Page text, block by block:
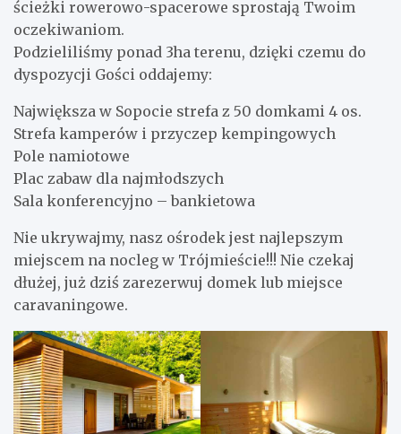
ścieżki rowerowo-spacerowe sprostają Twoim
oczekiwaniom.
Podzieliliśmy ponad 3ha terenu, dzięki czemu do
dyspozycji Gości oddajemy:
Największa w Sopocie strefa z 50 domkami 4 os.
Strefa kamperów i przyczep kempingowych
Pole namiotowe
Plac zabaw dla najmłodszych
Sala konferencyjno – bankietowa
Nie ukrywajmy, nasz ośrodek jest najlepszym
miejscem na nocleg w Trójmieście!!! Nie czekaj
dłużej, już dziś zarezerwuj domek lub miejsce
caravaningowe.